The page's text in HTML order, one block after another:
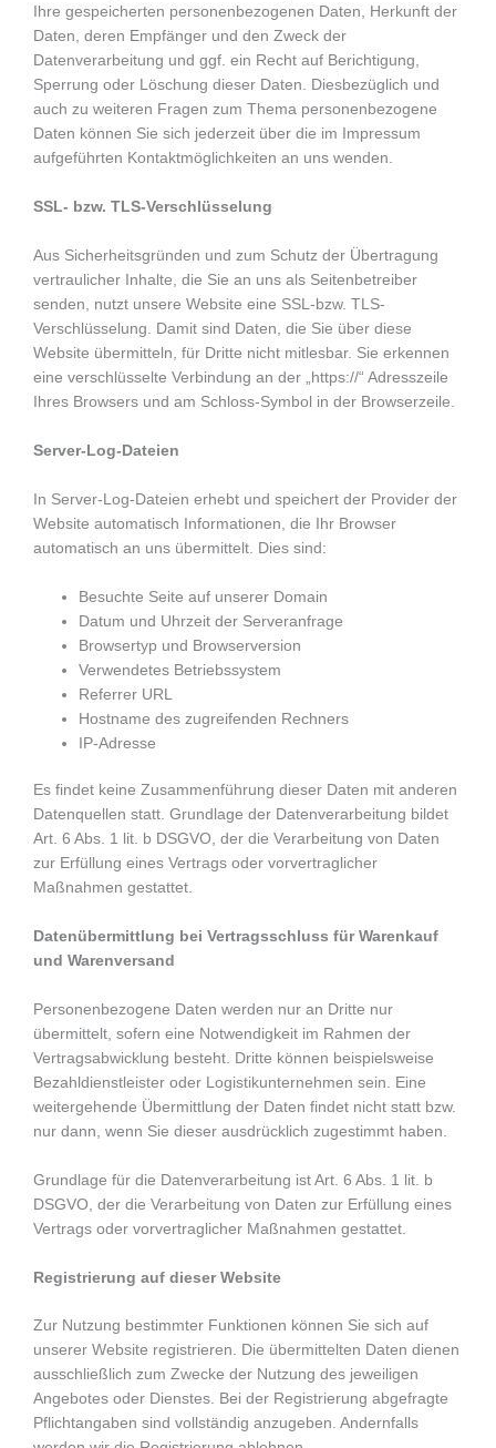
Ihre gespeicherten personenbezogenen Daten, Herkunft der
Daten, deren Empfänger und den Zweck der
Datenverarbeitung und ggf. ein Recht auf Berichtigung,
Sperrung oder Löschung dieser Daten. Diesbezüglich und
auch zu weiteren Fragen zum Thema personenbezogene
Daten können Sie sich jederzeit über die im Impressum
aufgeführten Kontaktmöglichkeiten an uns wenden.
SSL- bzw. TLS-Verschlüsselung
Aus Sicherheitsgründen und zum Schutz der Übertragung
vertraulicher Inhalte, die Sie an uns als Seitenbetreiber
senden, nutzt unsere Website eine SSL-bzw. TLS-
Verschlüsselung. Damit sind Daten, die Sie über diese
Website übermitteln, für Dritte nicht mitlesbar. Sie erkennen
eine verschlüsselte Verbindung an der „https://“ Adresszeile
Ihres Browsers und am Schloss-Symbol in der Browserzeile.
Server-Log-Dateien
In Server-Log-Dateien erhebt und speichert der Provider der
Website automatisch Informationen, die Ihr Browser
automatisch an uns übermittelt. Dies sind:
Besuchte Seite auf unserer Domain
Datum und Uhrzeit der Serveranfrage
Browsertyp und Browserversion
Verwendetes Betriebssystem
Referrer URL
Hostname des zugreifenden Rechners
IP-Adresse
Es findet keine Zusammenführung dieser Daten mit anderen
Datenquellen statt. Grundlage der Datenverarbeitung bildet
Art. 6 Abs. 1 lit. b DSGVO, der die Verarbeitung von Daten
zur Erfüllung eines Vertrags oder vorvertraglicher
Maßnahmen gestattet.
Datenübermittlung bei Vertragsschluss für Warenkauf
und Warenversand
Personenbezogene Daten werden nur an Dritte nur
übermittelt, sofern eine Notwendigkeit im Rahmen der
Vertragsabwicklung besteht. Dritte können beispielsweise
Bezahldienstleister oder Logistikunternehmen sein. Eine
weitergehende Übermittlung der Daten findet nicht statt bzw.
nur dann, wenn Sie dieser ausdrücklich zugestimmt haben.
Grundlage für die Datenverarbeitung ist Art. 6 Abs. 1 lit. b
DSGVO, der die Verarbeitung von Daten zur Erfüllung eines
Vertrags oder vorvertraglicher Maßnahmen gestattet.
Registrierung auf dieser Website
Zur Nutzung bestimmter Funktionen können Sie sich auf
unserer Website registrieren. Die übermittelten Daten dienen
ausschließlich zum Zwecke der Nutzung des jeweiligen
Angebotes oder Dienstes. Bei der Registrierung abgefragte
Pflichtangaben sind vollständig anzugeben. Andernfalls